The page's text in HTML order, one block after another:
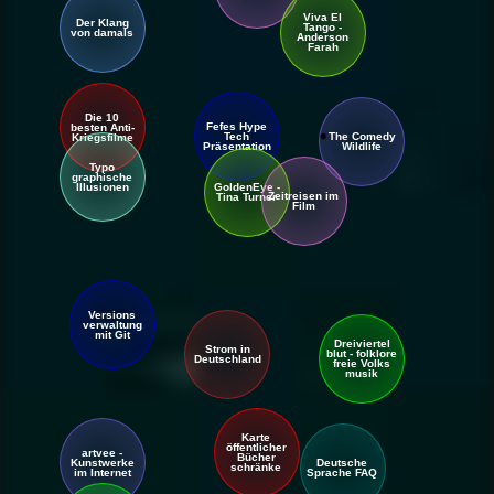
Der Klang
von damals
Viva El
Tango -
Anderson
Farah
Die 10
besten Anti-
Kriegsfilme
Fefes Hype
Tech
Präsentation
The Comedy
Wildlife
Typo
graphische
Illusionen
GoldenEye -
Tina TurnerZeitreisen im
Film
Versions
verwaltung
mit Git
Strom in
Deutschland
Dreiviertel
blut - folklore
freie Volks
musik
artvee -
Kunstwerke
im Internet
Karte
öffentlicher
Bücher
schränke
Deutsche
Sprache FAQ